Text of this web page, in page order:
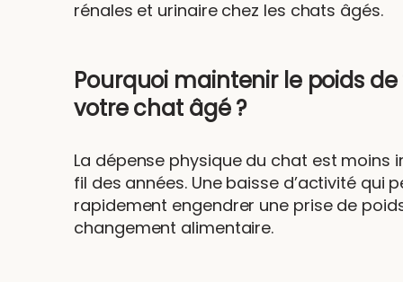
rénales et urinaire chez les chats âgés.
Pourquoi maintenir le poids
votre chat âgé ?
La dépense physique du chat est moins
fil des années. Une baisse d’activité qui
rapidement engendrer une prise de
changement alimentaire.